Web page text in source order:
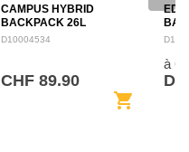
CAMPUS HYBRID
BACKPACK 26L
D10004534
CHF 89.90
shopping_cart
à
De